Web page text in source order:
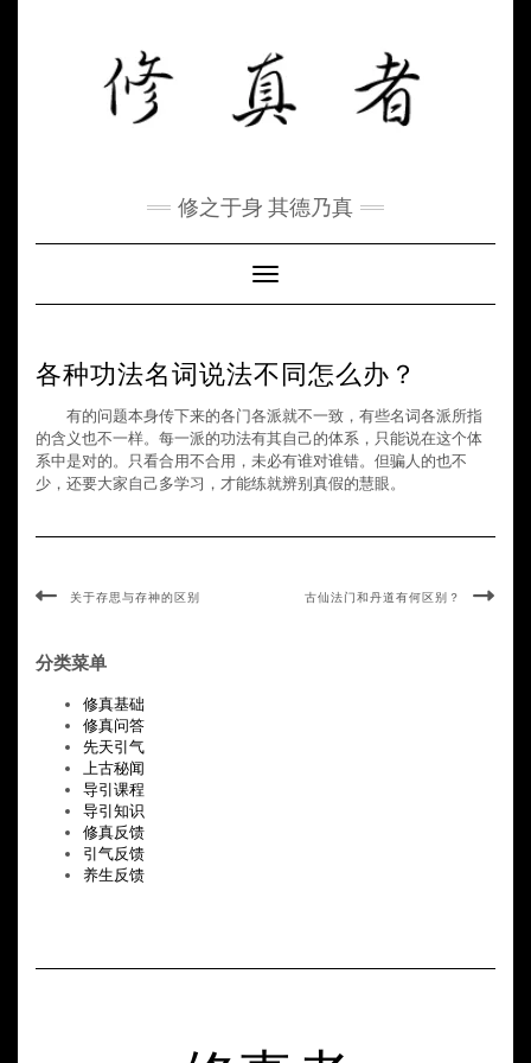
修之于身 其德乃真
Toggle Navigation
各种功法名词说法不同怎么办？
有的问题本身传下来的各门各派就不一致，有些名词各派所指
的含义也不一样。每一派的功法有其自己的体系，只能说在这个体
系中是对的。只看合用不合用，未必有谁对谁错。但骗人的也不
少，还要大家自己多学习，才能练就辨别真假的慧眼。
关于存思与存神的区别 古仙法门和丹道有何区别？
分类菜单
修真基础
修真问答
先天引气
上古秘闻
导引课程
导引知识
修真反馈
引气反馈
养生反馈